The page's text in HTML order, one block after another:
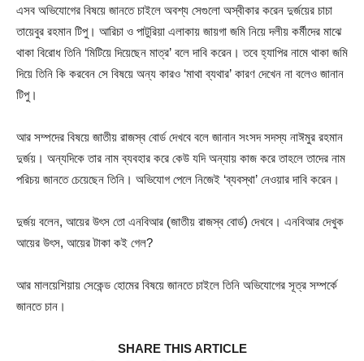
এসব অভিযোগের বিষয়ে জানতে চাইলে অবশ্য সেগুলো অস্বীকার করেন দুর্জয়ের চাচা
তায়েবুর রহমান টিপু। আরিচা ও পাটুরিয়া এলাকায় জায়গা জমি নিয়ে দলীয় কর্মীদের মাঝে
থাকা বিরোধ তিনি ‘মিটিয়ে দিয়েছেন মাত্র’ বলে দাবি করেন। তবে হ্যাপির নামে থাকা জমি
দিয়ে তিনি কি করবেন সে বিষয়ে অন্য কারও ‘মাথা ব্যথার’ কারণ দেখেন না বলেও জানান
টিপু।
আর সম্পদের বিষয়ে জাতীয় রাজস্ব বোর্ড দেখবে বলে জানান সংসদ সদস্য নাঈমুর রহমান
দুর্জয়। অন্যদিকে তার নাম ব্যবহার করে কেউ যদি অন্যায় কাজ করে তাহলে তাদের নাম
পরিচয় জানতে চেয়েছেন তিনি। অভিযোগ পেলে নিজেই ‘ব্যবস্থা’ নেওয়ার দাবি করেন।
দুর্জয় বলেন, আয়ের উৎস তো এনবিআর (জাতীয় রাজস্ব বোর্ড) দেখবে। এনবিআর দেখুক
আয়ের উৎস, আয়ের টাকা কই গেল?
আর মালয়েশিয়ায় সেকেন্ড হোমের বিষয়ে জানতে চাইলে তিনি অভিযোগের সূত্র সম্পর্কে
জানতে চান।
SHARE THIS ARTICLE